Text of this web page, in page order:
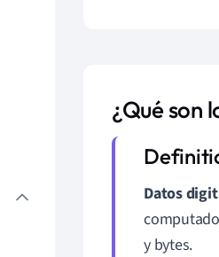
¿Qué son
Datos
y bytes.